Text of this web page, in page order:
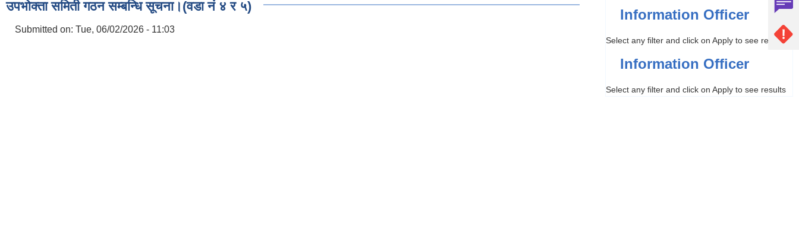
उपभोक्ता समिती गठन सम्बन्धि सूचना।(वडा नं ४ र ५)
Submitted on: Tue, 06/02/2026 - 11:03
Information Officer
Select any filter and click on Apply to see results
Information Officer
Select any filter and click on Apply to see results